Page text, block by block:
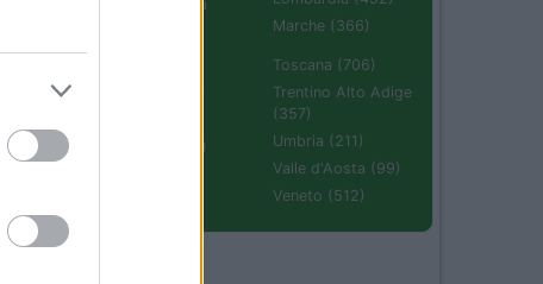
Emilia Romagna
Marche (366)
Sardegna (336)
Toscana (706)
Trentino Alto Adige
(357)
Umbria (211)
Valle d'Aosta (99)
Veneto (512)